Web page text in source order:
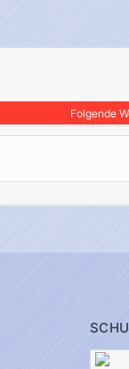
Folgende